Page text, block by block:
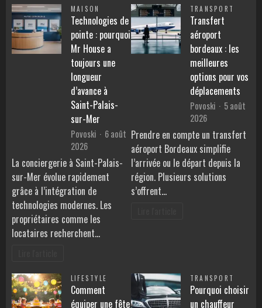
MAISON
Technologies de
pointe : pourquoi
Mr House a
toujours une
longueur
d’avance à
Saint-Palais-
sur-Mer
Povoski
6 août
2026
La conciergerie à Saint-Palais-
sur-Mer évolue rapidement
grâce à l’intégration de
technologies modernes. Les
propriétaires comme les
locataires recherchent…
TRANSPORT
Transfert
aéroport
bordeaux : les
meilleures
options pour vos
déplacements
Povoski
5 août
2026
Prendre en compte un transfert
aéroport Bordeaux simplifie
l’arrivée ou le départ depuis la
région. Plusieurs solutions
s’offrent…
LIFESTYLE
Comment
équiper une fête
TRANSPORT
Pourquoi choisir
un chauffeur